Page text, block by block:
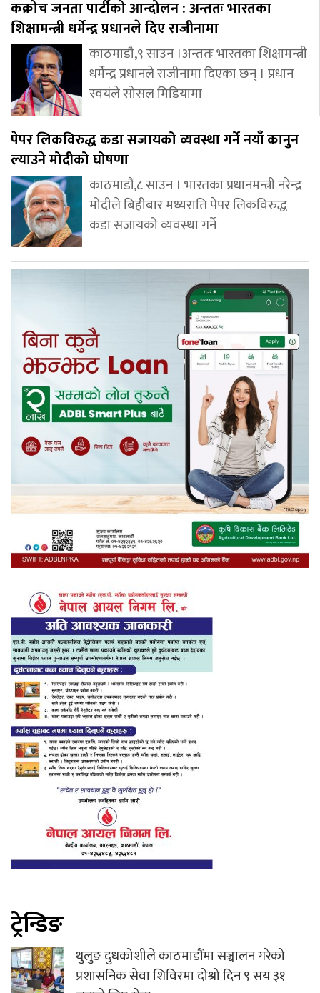
कक्रोच जनता पार्टीको आन्दोलन : अन्ततः भारतका
शिक्षामन्त्री धर्मेन्द्र प्रधानले दिए राजीनामा
काठमाडौ,९ साउन ।अन्ततः भारतका शिक्षामन्त्री
धर्मेन्द्र प्रधानले राजीनामा दिएका छन् । प्रधान
स्वयंले सोसल मिडियामा
पेपर लिकविरुद्ध कडा सजायको व्यवस्था गर्ने नयाँ कानुन
ल्याउने मोदीको घोषणा
काठमाडौं,८ साउन । भारतका प्रधानमन्त्री नरेन्द्र
मोदीले बिहीबार मध्यराति पेपर लिकविरुद्ध
कडा सजायको व्यवस्था गर्ने
ट्रेन्डिङ
थुलुङ दुधकोशीले काठमाडौंमा सञ्चालन गरेको
प्रशासनिक सेवा शिविरमा दोश्रो दिन ९ सय ३१